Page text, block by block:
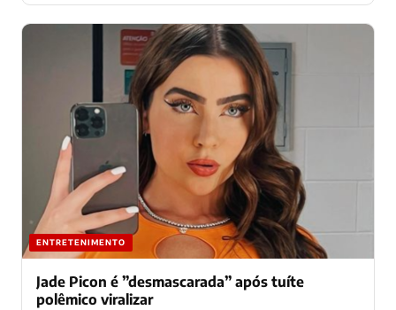
ENTRETENIMENTO
Jade Picon é ”desmascarada” após tuíte
polêmico viralizar